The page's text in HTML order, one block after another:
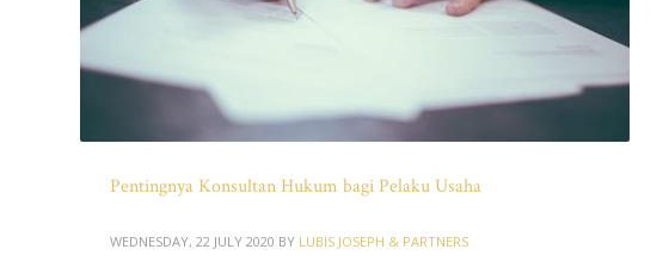
Pentingnya Konsultan Hukum bagi Pelaku Usaha
WEDNESDAY, 22 JULY 2020 BY LUBIS JOSEPH & PARTNERS